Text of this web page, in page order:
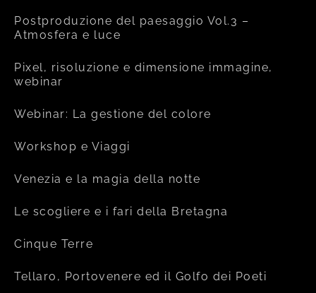
Postproduzione del paesaggio Vol.3 –
Atmosfera e luce
Pixel, risoluzione e dimensione immagine,
webinar
Webinar: La gestione del colore
Workshop e Viaggi
Venezia e la magia della notte
Le scogliere e i fari della Bretagna
Cinque Terre
Tellaro, Portovenere ed il Golfo dei Poeti